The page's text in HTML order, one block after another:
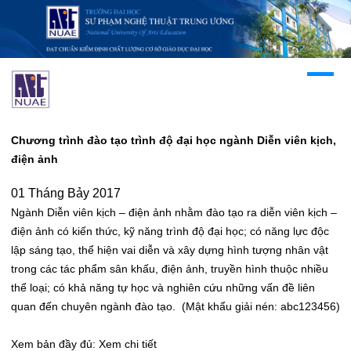
Chương trình đào tạo trình độ đại học ngành Diễn viên kịch,
điện ảnh
01 Tháng Bảy 2017
Ngành Diễn viên kịch – điện ảnh nhằm đào tạo ra diễn viên kịch –
điện ảnh có kiến thức, kỹ năng trình độ đại học; có năng lực độc
lập sáng tạo, thể hiện vai diễn và xây dựng hình tượng nhân vật
trong các tác phẩm sân khấu, điện ảnh, truyền hình thuộc nhiều
thể loại; có khả năng tự học và nghiên cứu những vấn đề liên
quan đến chuyên ngành đào tạo. (Mật khẩu giải nén: abc123456)
Xem bản đầy đủ: Xem chi tiết